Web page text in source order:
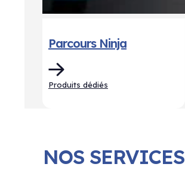
Parcours Ninja
Produits dédiés
NOS SERVICES